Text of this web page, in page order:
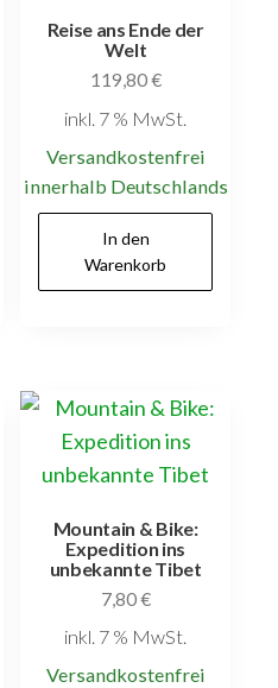
Reise ans Ende der
Welt
119,80€
inkl. 7 % MwSt.
Versandkostenfrei
innerhalb Deutschlands
In den
Warenkorb
Mountain & Bike:
Expedition ins
unbekannte Tibet
7,80€
inkl. 7 % MwSt.
Versandkostenfrei